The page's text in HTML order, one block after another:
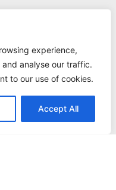
experience,
analyse our traffic.
to our use of cookies.
Accept All